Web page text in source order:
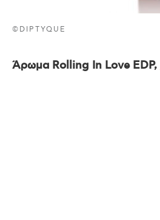
©DIPTYQUE
Άρωμα Rolling In Love EDP,